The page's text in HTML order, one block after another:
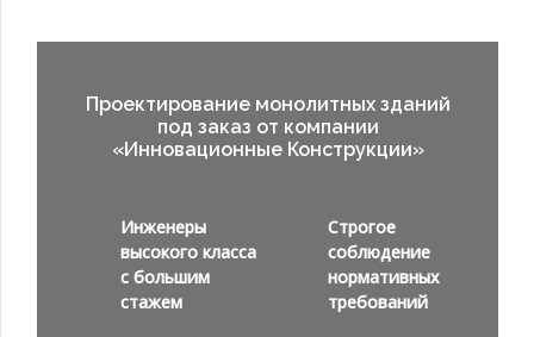
Проектирование монолитных зданий
под заказ от компании
«Инновационные Конструкции»
Инженеры
высокого класса
с большим
стажем
Строгое
соблюдение
нормативных
требований